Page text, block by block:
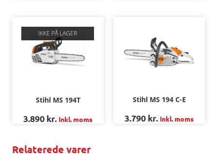
IKKE PÅ LAGER
Stihl MS 194T
3.890 kr. Inkl. moms
Stihl MS 194 C-E
3.790 kr. Inkl. moms
Relaterede varer